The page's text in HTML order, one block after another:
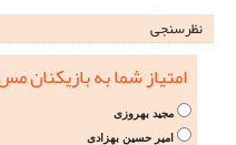
نظرسنجی
امتیاز شما به بازیکنان
مجید بهروزی
امیر حسین بهزادی